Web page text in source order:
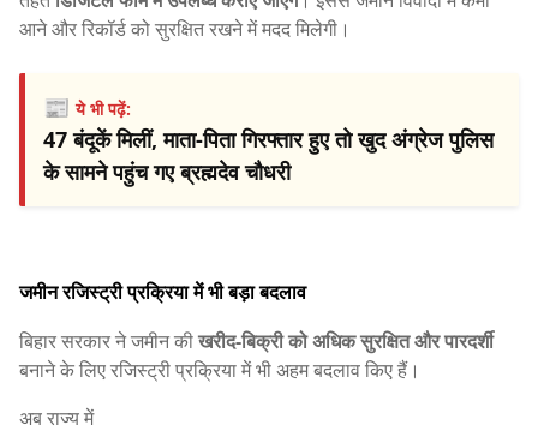
आने और रिकॉर्ड को सुरक्षित रखने में मदद मिलेगी।
📰ये भी पढ़ें:
47 बंदूकें मिलीं, माता-पिता गिरफ्तार हुए तो खुद अंग्रेज पुलिस
के सामने पहुंच गए ब्रह्मदेव चौधरी
जमीन रजिस्ट्री प्रक्रिया में भी बड़ा बदलाव
बिहार सरकार ने जमीन कीखरीद-बिक्री को अधिक सुरक्षित और पारदर्शी
बनाने के लिए रजिस्ट्री प्रक्रिया में भी अहम बदलाव किए हैं।
अब राज्य में